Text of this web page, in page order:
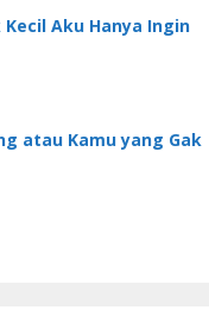
Aku Hanya Ingin
atau Kamu yang Gak